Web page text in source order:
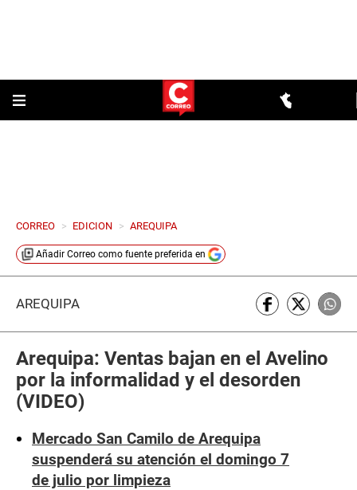
CORREO > EDICION > AREQUIPA
Añadir Correo como fuente preferida en
AREQUIPA
Arequipa: Ventas bajan en el Avelino
por la informalidad y el desorden
(VIDEO)
Mercado San Camilo de Arequipa
suspenderá su atención el domingo 7
de julio por limpieza